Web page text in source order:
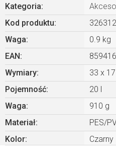
Kategoria:
Kod produktu:
326312
Waga:
0.9 kg
EAN:
Wymiary:
33 x
Pojemność:
20 l
Waga:
910 g
Materiał:
PES/
Kolor: Czarny